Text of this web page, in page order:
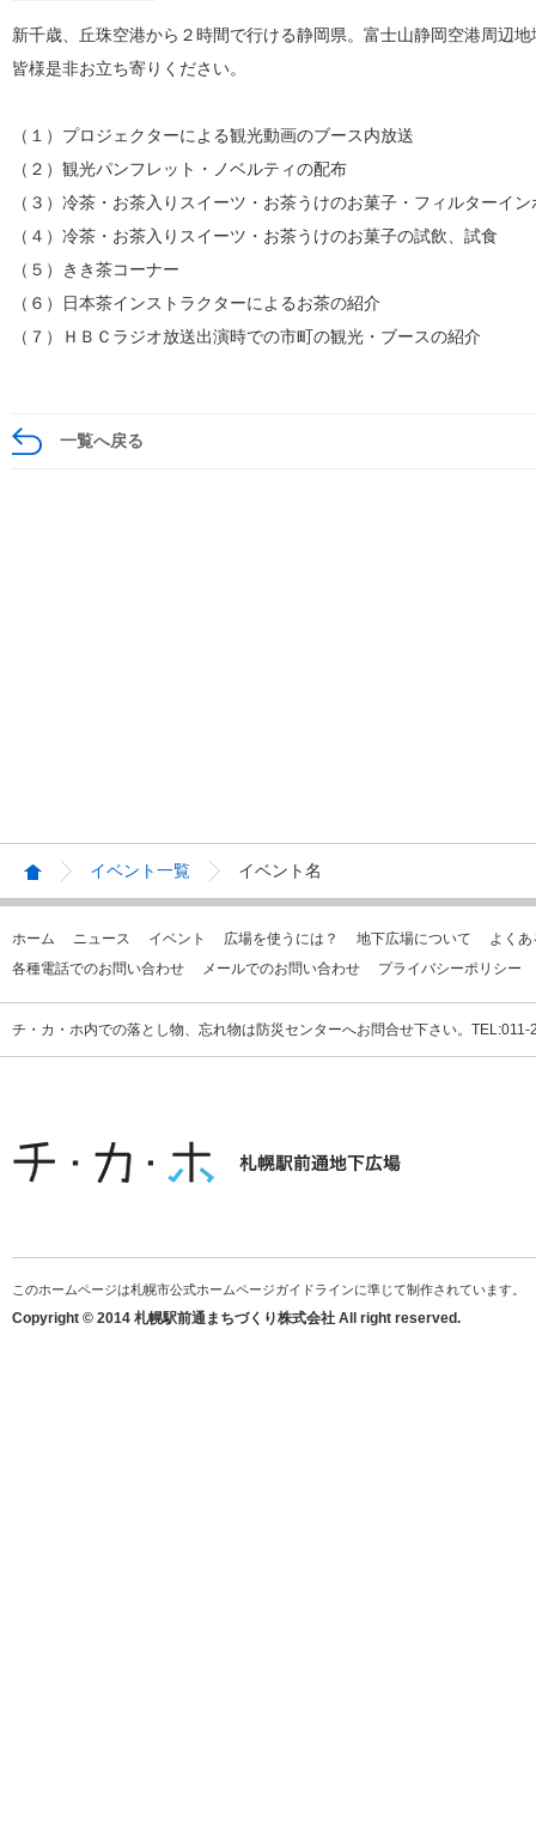
新千歳、丘珠空港から２時間で行ける静岡県。富士山静岡空港周辺
皆様是非お立ち寄りください。
（１）プロジェクターによる観光動画のブース内放送
（２）観光パンフレット・ノベルティの配布
（３）冷茶・お茶入りスイーツ・お茶うけのお菓子・フィルターイ
（４）冷茶・お茶入りスイーツ・お茶うけのお菓子の試飲、試食
（５）きき茶コーナー
（６）日本茶インストラクターによるお茶の紹介
（７）ＨＢＣラジオ放送出演時での市町の観光・ブースの紹介
一覧へ戻る
イベント一覧 イベント名
ホーム ニュース イベント 広場を使うには？ 地下広場について
よく
各種電話でのお問い合わせ
メールでのお問い合わせ プライバシーポリシー
チ・カ・ホ内での落とし物、忘れ物は防災センターへお問合せ下さい。
このホームページは札幌市公式ホームページガイドラインに準じて制作されています。
Copyright © 2014 札幌駅前通まちづくり株式会社 All right reserved.